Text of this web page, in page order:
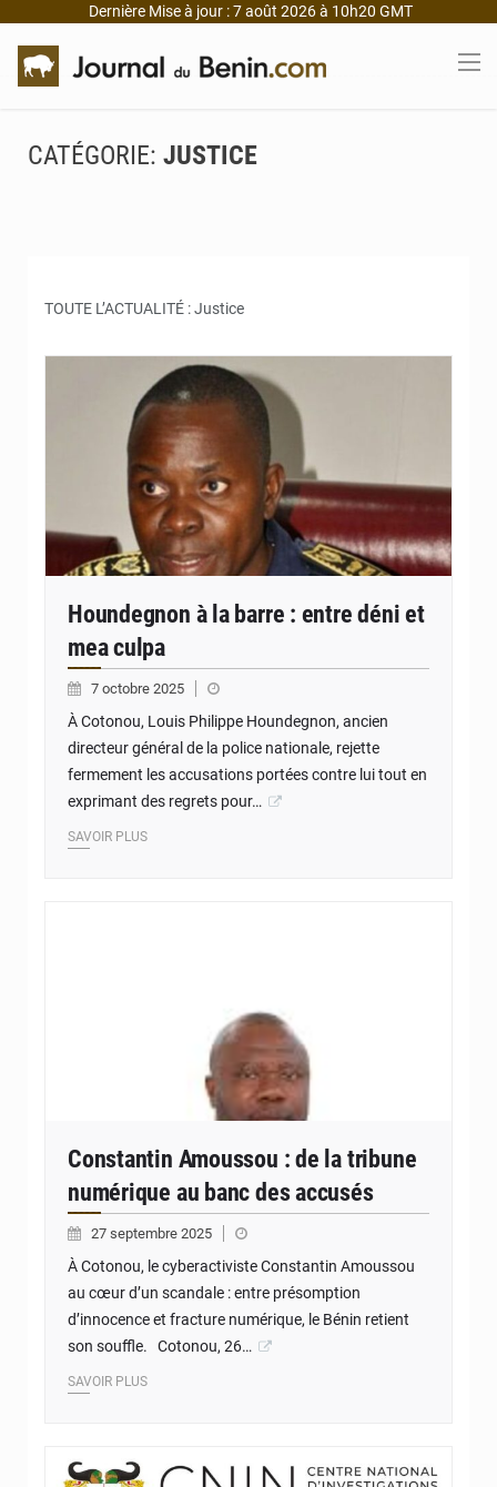
Dernière Mise à jour : 7 août 2026 à 10h20 GMT
CATÉGORIE: JUSTICE
TOUTE L’ACTUALITÉ : Justice
Houndegnon à la barre : entre déni et
mea culpa
7 octobre 2025
À Cotonou, Louis Philippe Houndegnon, ancien
directeur général de la police nationale, rejette
fermement les accusations portées contre lui tout en
exprimant des regrets pour…
SAVOIR PLUS
Constantin Amoussou : de la tribune
numérique au banc des accusés
27 septembre 2025
À Cotonou, le cyberactiviste Constantin Amoussou
au cœur d’un scandale : entre présomption
d’innocence et fracture numérique, le Bénin retient
son souffle. Cotonou, 26…
SAVOIR PLUS